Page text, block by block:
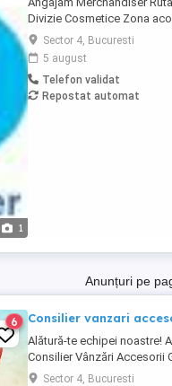
1
Divizie Cosmetice Zona
3 si 4 Te invitam sa te alaturi
noastre de Merchandiseri
daca: Ai minimum 6 luni
activitati de mercantizare; Iti
lucrezi organizat si dinamic
Sector 4, Bucuresti
5 august
Telefon validat
Repostat automat
Anunțuri pe
6 Consilier vanzari
Alătură-te echipei noastre!
Consilier Vânzări Accesorii
pasionat de tehnologie, îți
Sector 4, Bucuresti